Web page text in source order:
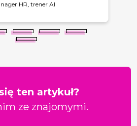
HR, trener AI
ten artykuł?
ze znajomymi.